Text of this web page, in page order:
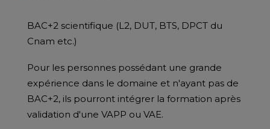
BAC+2 scientifique (L2, DUT, BTS, DPCT du
Cnam etc.)
Pour les personnes possédant une grande
expérience dans le domaine et n'ayant pas de
BAC+2, ils pourront intégrer la formation après
validation d'une VAPP ou VAE.